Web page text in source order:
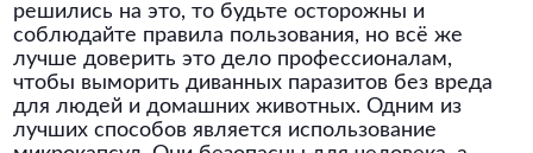
решились на это, то будьте осторожны и
соблюдайте правила пользования, но всё же
лучше доверить это дело профессионалам,
чтобы выморить диванных паразитов без вреда
для людей и домашних животных. Одним из
лучших способов является использование